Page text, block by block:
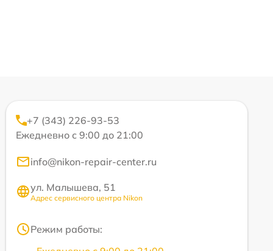
+7 (343) 226-93-53
Ежедневно с 9:00 до 21:00
info@nikon-repair-center.ru
ул. Малышева, 51
Адрес сервисного центра Nikon
Режим работы: